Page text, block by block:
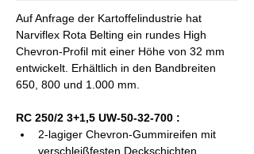
Auf Anfrage der Kartoffelindustrie hat
Narviflex Rota Belting ein rundes High
Chevron-Profil mit einer Höhe von 32 mm
entwickelt. Erhältlich in den Bandbreiten
650, 800 und 1.000 mm.
RC 250/2 3+1,5 UW-50-32-700 :
2-lagiger Chevron-Gummireifen mit
verschleißfesten Deckschichten